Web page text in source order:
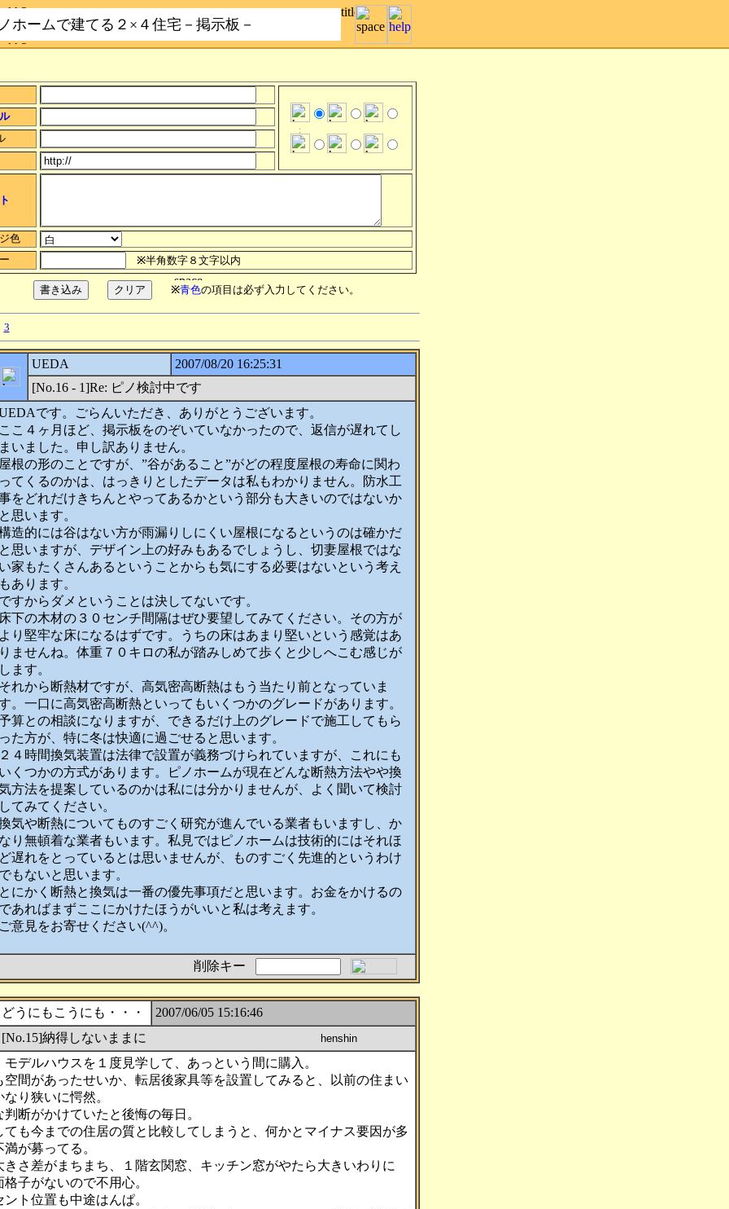
ホームで建てる２×４住宅－掲示板－
色
※半角数字８文字以内
※青色の項目は必ず入力してください。
3
UEDA
2007/08/20 16:25:31
[No.16 - 1]Re: ピノ検討中です
です。ごらんいただき、ありがとうございます。
ここ４ヶ月ほど、掲示板をのぞいていなかったので、返信が遅れてし
まいました。申し訳ありません。
屋根の形のことですが、”谷があること”がどの程度屋根の寿命に関わ
ってくるのかは、はっきりとしたデータは私もわかりません。防水工
をどれだけきちんとやってあるかという部分も大きいのではないか
と思います。
造的には谷はない方が雨漏りしにくい屋根になるというのは確かだ
と思いますが、デザイン上の好みもあるでしょうし、切妻屋根ではな
い家もたくさんあるということからも気にする必要はないという考え
もあります。
ですからダメということは決してないです。
床下の木材の３０センチ間隔はぜひ要望してみてください。その方が
より堅牢な床になるはずです。うちの床はあまり堅いという感覚はあ
りませんね。体重７０キロの私が踏みしめて歩くと少しへこむ感じが
します。
それから断熱材ですが、高気密高断熱はもう当たり前となっていま
。一口に高気密高断熱といってもいくつかのグレードがあります。
算との相談になりますが、できるだけ上のグレードで施工してもら
った方が、特に冬は快適に過ごせると思います。
２４時間換気装置は法律で設置が義務づけられていますが、これにも
いくつかの方式があります。ピノホームが現在どんな断熱方法やや換
方法を提案しているのかは私には分かりませんが、よく聞いて検討
してみてください。
気や断熱についてものすごく研究が進んでいる業者もいますし、か
なり無頓着な業者もいます。私見ではピノホームは技術的にはそれほ
ど遅れをとっているとは思いませんが、ものすごく先進的というわけ
でもないと思います。
とにかく断熱と換気は一番の優先事項だと思います。お金をかけるの
であればまずここにかけたほうがいいと私は考えます。
ご意見をお寄せください(^^)。
削除キー
どうにもこうにも・・・
2007/06/05 15:16:46
[No.15]納得しないままに
モデルハウスを１度見学して、あっという間に購入。
空間があったせいか、転居後家具等を設置してみると、以前の住まい
なり狭いに愕然。
判断がかけていたと後悔の毎日。
ても今までの住居の質と比較してしまうと、何かとマイナス要因が多
満が募ってる。
きさ差がまちまち、１階玄関窓、キッチン窓がやたら大きいわりに
格子がないので不用心。
ント位置も中途はんぱ。